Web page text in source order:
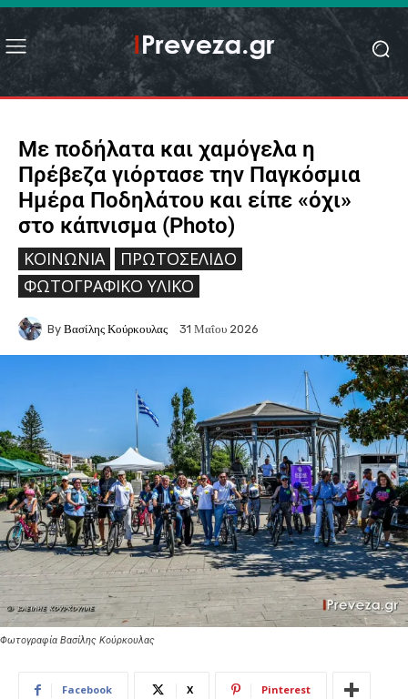
Με ποδήλατα και χαμόγελα η
Πρέβεζα γιόρτασε την Παγκόσμια
Ημέρα Ποδηλάτου και είπε «όχι»
στο κάπνισμα (Photo)
ΚΟΙΝΩΝΙΑ
ΠΡΩΤΟΣΈΛΙΔΟ
ΦΩΤΟΓΡΑΦΙΚΌ ΥΛΙΚΌ
By Βασίλης Κούρκουλας 31 Μαΐου 2026
Φωτογραφία Βασίλης Κούρκουλας
Facebook X Pinterest